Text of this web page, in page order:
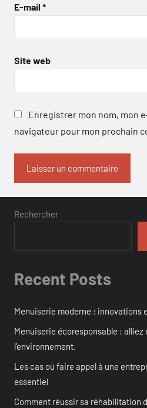
E-mail *
Site web
Enregistrer mon nom, mon
navigateur pour mon prochain
Rechercher
Recent Posts
Menuiserie moderne : innovations
Menuiserie écoresponsable :
l’environnement.
Les cas où faire appel à une
essentiel
Comment réussir sa réhabilitation